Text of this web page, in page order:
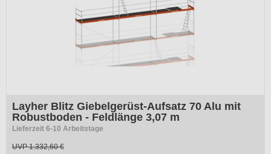
Layher Blitz Giebelgerüst-Aufsatz 70 Alu mit
Robustboden - Feldlänge 3,07 m
Lieferzeit 6-10 Arbeitstage
UVP1.332,60 €